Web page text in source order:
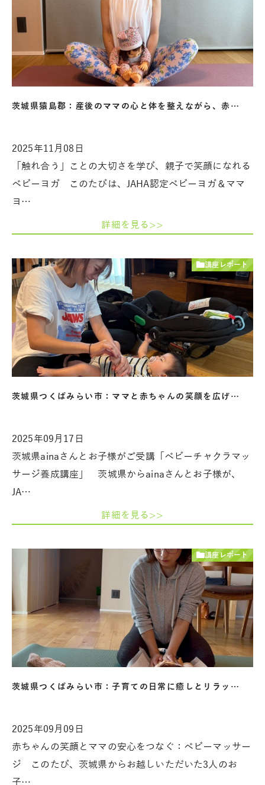
茨城県猿島郡：産後のママの心と体を整えながら、赤…
2025年11月08日
「触れ合う」ことの大切さを学び、親子で笑顔になれる
ベビーヨガ このたびは、JAHA認定ベビーヨガ＆ママ
ヨ…
詳細を見る>>
講座レポート
茨城県つくばみらい市：ママと赤ちゃんの笑顔を広げ…
2025年09月17日
茨城県ainaさんとお子様がご受講「ベビーチャクラマッ
サージ養成講座」 茨城県からainaさんとお子様が、
JA…
詳細を見る>>
講座レポート
茨城県つくばみらい市：子育ての日常に癒しとリラッ…
2025年09月09日
赤ちゃんの笑顔とママの安心をつなぐ：ベビーマッサー
ジ このたび、茨城県からお越しいただいた3人のお
子…